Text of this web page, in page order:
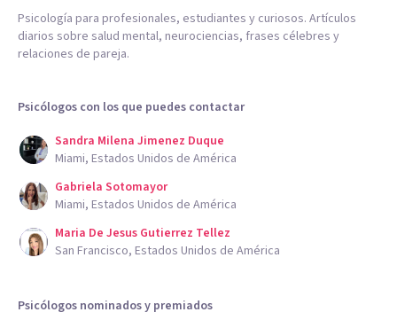
Psicología para profesionales, estudiantes y curiosos. Artículos
diarios sobre salud mental, neurociencias, frases célebres y
relaciones de pareja.
Psicólogos con los que puedes contactar
Sandra Milena Jimenez Duque
Miami, Estados Unidos de América
Gabriela Sotomayor
Miami, Estados Unidos de América
Maria De Jesus Gutierrez Tellez
San Francisco, Estados Unidos de América
Psicólogos nominados y premiados